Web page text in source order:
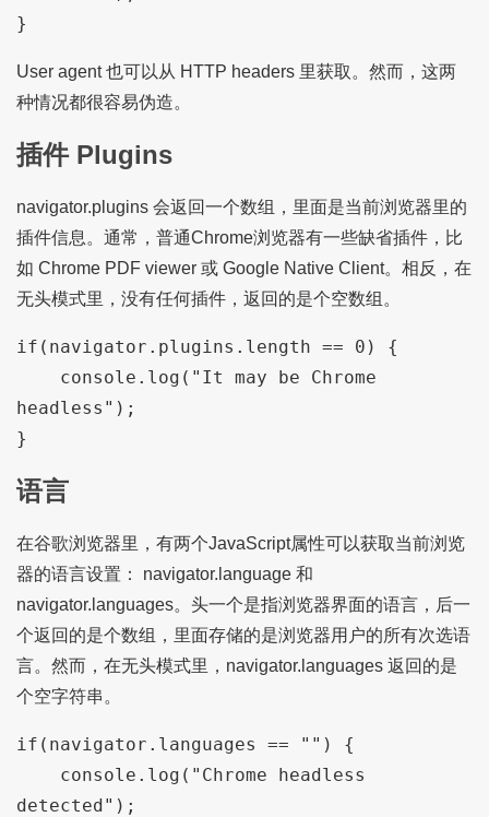
}
User agent 也可以从 HTTP headers 里获取。然而，这两
种情况都很容易伪造。
插件 Plugins
navigator.plugins 会返回一个数组，里面是当前浏览器里的
插件信息。通常，普通Chrome浏览器有一些缺省插件，比
如 Chrome PDF viewer 或 Google Native Client。相反，在
无头模式里，没有任何插件，返回的是个空数组。
if(navigator.plugins.length == 0) {
headless");
}
语言
在谷歌浏览器里，有两个JavaScript属性可以获取当前浏览
器的语言设置： navigator.language 和
navigator.languages。头一个是指浏览器界面的语言，后一
个返回的是个数组，里面存储的是浏览器用户的所有次选语
言。然而，在无头模式里，navigator.languages 返回的是
个空字符串。
if(navigator.languages == "") {
detected");